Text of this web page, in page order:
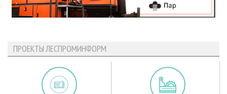
ПРОЕКТЫ ЛЕСПРОМИНФОРМ